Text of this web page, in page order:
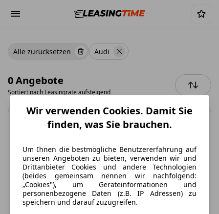
Alle zurücksetzen Audi
0 Angebote
Sortiert nach Leasingrate aufsteigend
Keine Angebote
verfügbar
Leider können wir aktuell kein Angebot finden.
Wir verwenden Cookies. Damit Sie
finden, was Sie brauchen.
Um Ihnen die bestmögliche Benutzererfahrung auf
unseren Angeboten zu bieten, verwenden wir und
Drittanbieter Cookies und andere Technologien
(beides gemeinsam nennen wir nachfolgend:
„Cookies"), um Geräteinformationen und
personenbezogene Daten (z.B. IP Adressen) zu
speichern und darauf zuzugreifen.